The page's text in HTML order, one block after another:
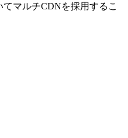
マルチCDNを採用するこ